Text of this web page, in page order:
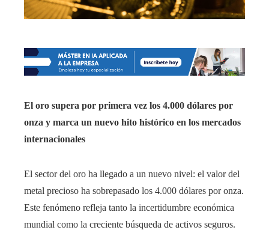
El oro supera por primera vez los 4.000 dólares por
onza y marca un nuevo hito histórico en los mercados
internacionales
El sector del oro ha llegado a un nuevo nivel: el valor del
metal precioso ha sobrepasado los 4.000 dólares por onza.
Este fenómeno refleja tanto la incertidumbre económica
mundial como la creciente búsqueda de activos seguros.